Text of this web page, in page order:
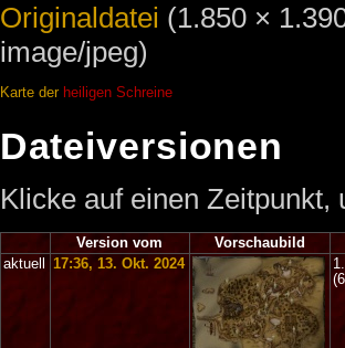
Originaldatei (1.850 ×
image/jpeg)
Karte der heiligen Schreine
Dateiversionen
Klicke auf einen
Version vom
Vorschaubild
aktuell
17:36, 13. Okt. 2024